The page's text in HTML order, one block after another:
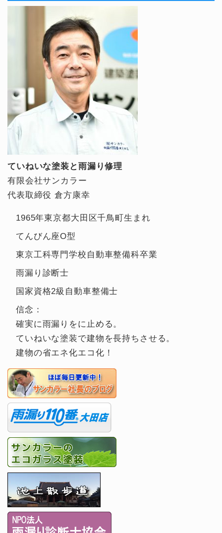
ていねいな塗装と雨漏り修理
有限会社サンカラー
代表取締役 倉方康幸
1965年東京都大田区千鳥町生まれ
てんびん座O型
東京工科専門学校自動車整備科卒業
雨漏り診断士
国家資格2級自動車整備士
信念：
確実に雨漏りをに止める。
ていねいな塗装で建物を長持ちさせる。
建物の省エネ化エコ化！